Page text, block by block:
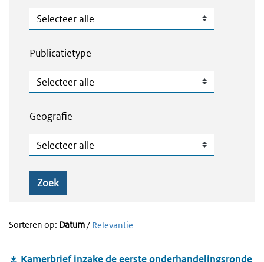
Thema's en Dossiers
Publicatietype
Publicatietype
Geografie
Geografie
Zoek
Sorteren op: Datum/ Relevantie
Kamerbrief inzake de eerste onderhandelingsronde